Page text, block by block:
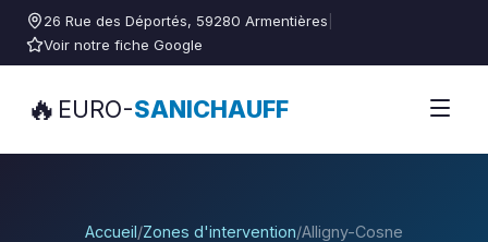
26 Rue des Déportés, 59280 Armentières
Voir notre fiche Google
🔥 EURO-SANICHAUFF
Accueil/Zones d'intervention/Alligny-Cosne